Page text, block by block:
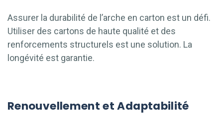
Assurer la durabilité de l’arche en carton est un défi.
Utiliser des cartons de haute qualité et des
renforcements structurels est une solution. La
longévité est garantie.
Renouvellement et Adaptabilité